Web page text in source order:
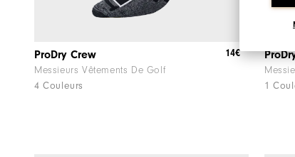
ProDry Crew
Messieurs Vêtements De Golf
4 Couleurs
14€
1